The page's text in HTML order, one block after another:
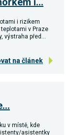
i rizikem
v Praze
výstraha před…
na článek
v místě, kde
asistentky